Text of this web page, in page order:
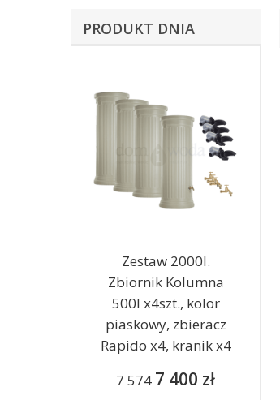
PRODUKT DNIA
Zestaw 2000l.
Zbiornik Kolumna
500l x4szt., kolor
piaskowy, zbieracz
Rapido x4, kranik x4
7 574 7 400 zł